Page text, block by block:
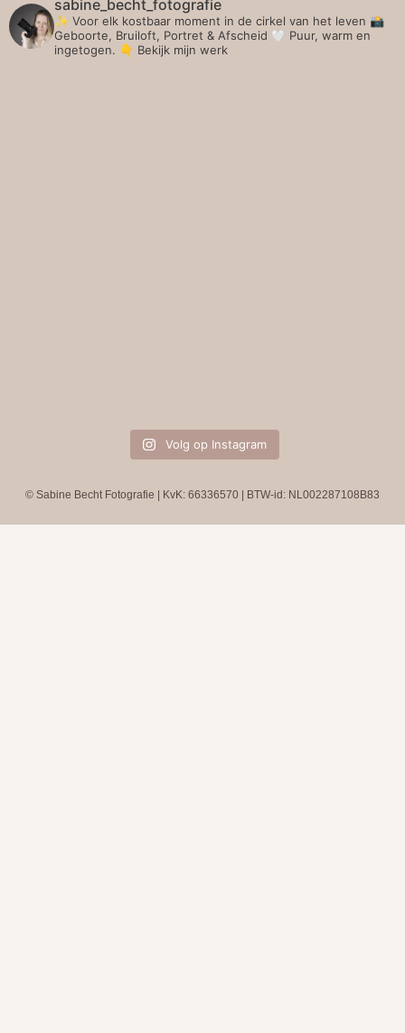
sabine_becht_fotografie
✨ Voor elk kostbaar moment in de cirkel van het leven 📸
Geboorte, Bruiloft, Portret & Afscheid 🤍 Puur, warm en
ingetogen. 👇 Bekijk mijn werk
Volg op Instagram
© Sabine Becht Fotografie | KvK: 66336570 | BTW-id: NL002287108B83